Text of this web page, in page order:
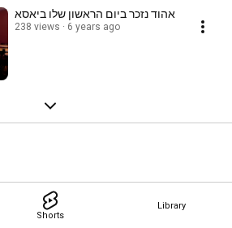
Shorts
Library
אהוד נזכר ביום הראשון שלו ביאסא
238 views 6 years ago